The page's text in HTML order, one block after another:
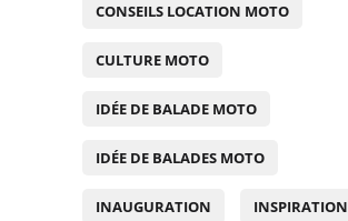
CONSEILS LOCATION MOTO
CULTURE MOTO
IDÉE DE BALADE MOTO
IDÉE DE BALADES MOTO
INAUGURATION INSPIRATION